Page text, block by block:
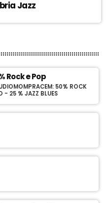
Jazz
Rock e Pop
50% ROCK
- 25 % JAZZ BLUES